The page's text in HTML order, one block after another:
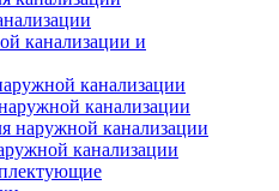
канализации и
канализации
канализации
наружной канализации
канализации